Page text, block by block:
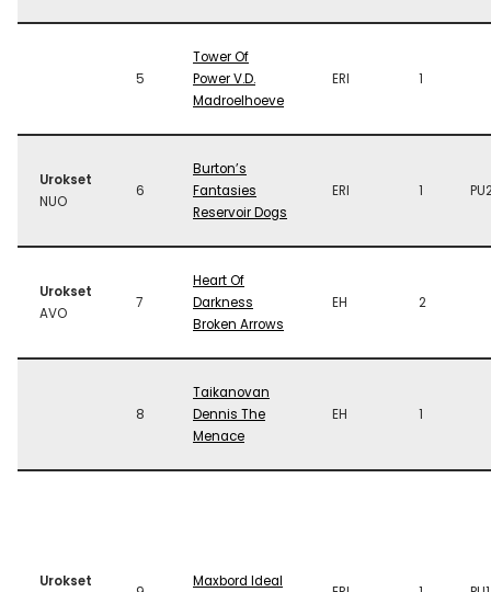
5
Tower Of
Power V.D.
Madroelhoeve
ERI 1
Urokset
NUO
6
Burton’s
Fantasies
Reservoir Dogs
ERI 1
Urokset
AVO
7
Heart Of
Darkness
Broken Arrows
EH 2
8
Taikanovan
Dennis The
Menace
EH 1
Urokset Maxbord Ideal